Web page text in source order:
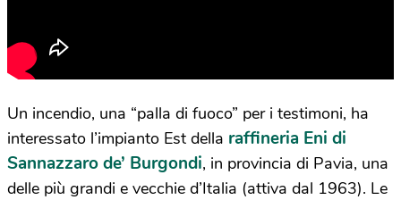
Un incendio, una “palla di fuoco” per i testimoni, ha
interessato l’impianto Est della raffineria Eni di
Sannazzaro de’ Burgondi, in provincia di Pavia, una
delle più grandi e vecchie d’Italia (attiva dal 1963). Le